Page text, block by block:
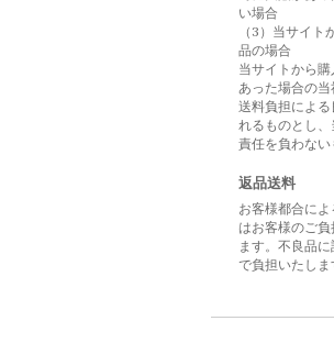
い場合
（3）当サイト
品の場合
当サイトから
あった場合の
送料負担によ
れるものとし
責任を負わない
返品送料
お客様都合に
はお客様のご
ます。不良品
で負担いたしま